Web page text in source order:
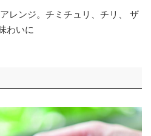
レンジ。チミチュリ、チリ、 ザ
わいに